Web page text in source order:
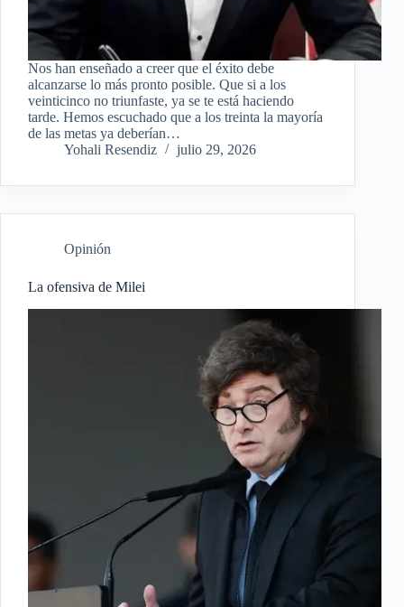
Nos han enseñado a creer que el éxito debe
alcanzarse lo más pronto posible. Que si a los
veinticinco no triunfaste, ya se te está haciendo
tarde. Hemos escuchado que a los treinta la mayoría
de las metas ya deberían…
Yohali Resendiz
julio 29, 2026
Opinión
La ofensiva de Milei